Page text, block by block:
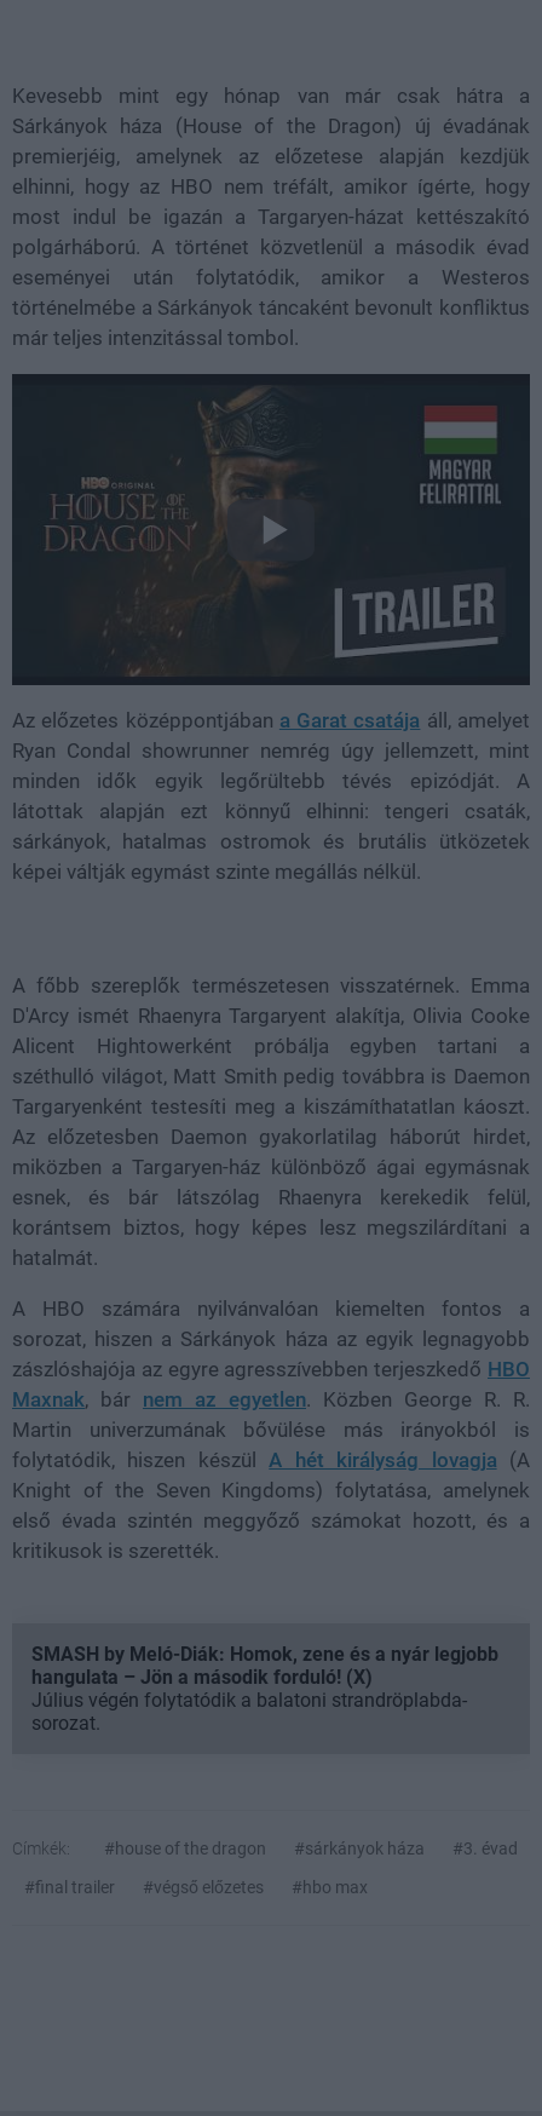
Kevesebb mint egy hónap van már csak hátra a
Sárkányok háza (House of the Dragon) új évadának
premierjéig, amelynek az előzetese alapján kezdjük
elhinni, hogy az HBO nem tréfált, amikor ígérte, hogy
most indul be igazán a Targaryen-házat kettészakító
polgárháború. A történet közvetlenül a második évad
eseményei után folytatódik, amikor a Westeros
történelmébe a Sárkányok táncaként bevonult konfliktus
már teljes intenzitással tombol.
Az előzetes középpontjában a Garat csatája áll, amelyet
Ryan Condal showrunner nemrég úgy jellemzett, mint
minden idők egyik legőrültebb tévés epizódját. A
látottak alapján ezt könnyű elhinni: tengeri csaták,
sárkányok, hatalmas ostromok és brutális ütközetek
képei váltják egymást szinte megállás nélkül.
A főbb szereplők természetesen visszatérnek. Emma
D'Arcy ismét Rhaenyra Targaryent alakítja, Olivia Cooke
Alicent Hightowerként próbálja egyben tartani a
széthulló világot, Matt Smith pedig továbbra is Daemon
Targaryenként testesíti meg a kiszámíthatatlan káoszt.
Az előzetesben Daemon gyakorlatilag háborút hirdet,
miközben a Targaryen-ház különböző ágai egymásnak
esnek, és bár látszólag Rhaenyra kerekedik felül,
korántsem biztos, hogy képes lesz megszilárdítani a
hatalmát.
A HBO számára nyilvánvalóan kiemelten fontos a
sorozat, hiszen a Sárkányok háza az egyik legnagyobb
zászlóshajója az egyre agresszívebben terjeszkedő HBO
Maxnak, bár nem az egyetlen. Közben George R. R.
Martin univerzumának bővülése más irányokból is
folytatódik, hiszen készülA hét királyság lovagja (A
Knight of the Seven Kingdoms) folytatása, amelynek
első évada szintén meggyőző számokat hozott, és a
kritikusok is szerették.
SMASH by Meló-Diák: Homok, zene és a nyár legjobb
hangulata – Jön a második forduló! (X)
Július végén folytatódik a balatoni strandröplabda-
sorozat.
Címkék: #house of the dragon #sárkányok háza
#3. évad
#final trailer
#végső előzetes #hbo max